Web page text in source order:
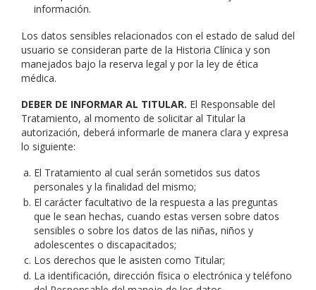
información.
Los datos sensibles relacionados con el estado de salud del
usuario se consideran parte de la Historia Clínica y son
manejados bajo la reserva legal y por la ley de ética
médica.
DEBER DE INFORMAR AL TITULAR. El Responsable del
Tratamiento, al momento de solicitar al Titular la
autorización, deberá informarle de manera clara y expresa
lo siguiente:
El Tratamiento al cual serán sometidos sus datos
personales y la finalidad del mismo;
El carácter facultativo de la respuesta a las preguntas
que le sean hechas, cuando estas versen sobre datos
sensibles o sobre los datos de las niñas, niños y
adolescentes o discapacitados;
Los derechos que le asisten como Titular;
La identificación, dirección física o electrónica y teléfono